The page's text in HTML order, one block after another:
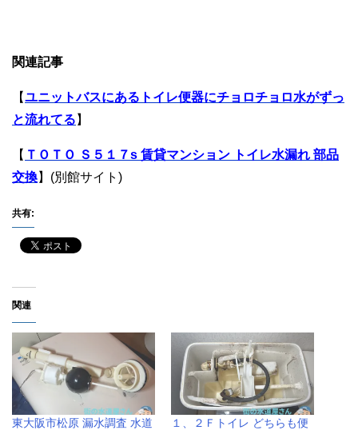
関連記事
【ユニットバスにあるトイレ便器にチョロチョロ水がずっ
と流れてる 】
【 ＴＯＴＯ Ｓ５１７s 賃貸マンション トイレ水漏れ 部品
交換】(別館サイト)
共有:
関連
東大阪市松原 漏水調査 水道
１、２Ｆトイレ どちらも便